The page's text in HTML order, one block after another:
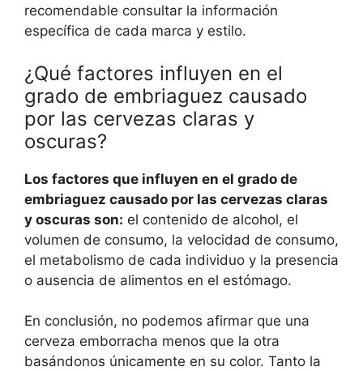
recomendable consultar la información
específica de cada marca y estilo.
¿Qué factores influyen en el
grado de embriaguez causado
por las cervezas claras y
oscuras?
Los factores que influyen en el grado de
embriaguez causado por las cervezas claras
y oscuras son: el contenido de alcohol, el
volumen de consumo, la velocidad de consumo,
el metabolismo de cada individuo y la presencia
o ausencia de alimentos en el estómago.
En conclusión, no podemos afirmar que una
cerveza emborracha menos que la otra
basándonos únicamente en su color. Tanto la